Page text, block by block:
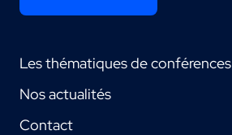
Les thématiques de conférences
Nos actualités
Contact